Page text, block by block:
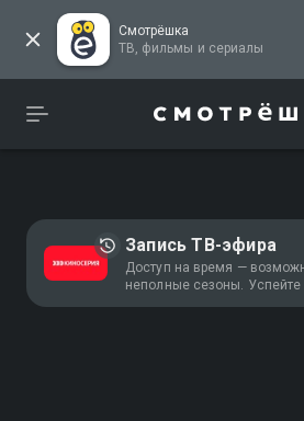
Смотрёшка
ТВ, фильмы и сериалы
Запись ТВ-эфира
Доступ на время —
неполные сезоны. Успейте